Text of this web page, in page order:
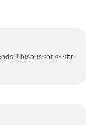
bisous<br /> <br